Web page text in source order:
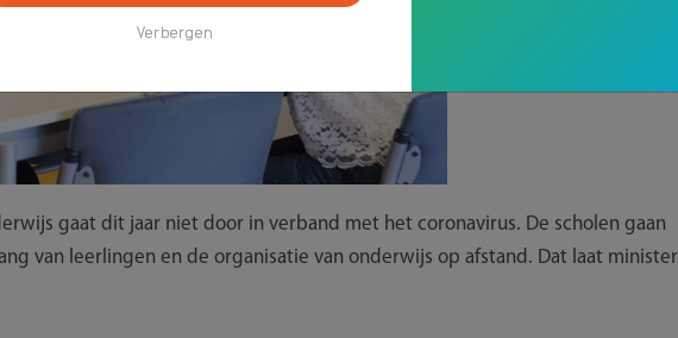
gaat dit jaar niet door in verband met het coronavirus. De scholen gaan
van leerlingen en de organisatie van onderwijs op afstand. Dat laat minister
Verbergen